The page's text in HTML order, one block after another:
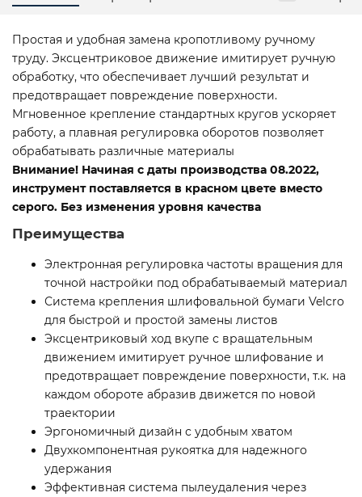
Простая и удобная замена кропотливому ручному
труду. Эксцентриковое движение имитирует ручную
обработку, что обеспечивает лучший результат и
предотвращает повреждение поверхности.
Мгновенное крепление стандартных кругов ускоряет
работу, а плавная регулировка оборотов позволяет
обрабатывать различные материалы
Внимание! Начиная с даты производства 08.2022,
инструмент поставляется в красном цвете вместо
серого. Без изменения уровня качества
Преимущества
Электронная регулировка частоты вращения для
точной настройки под обрабатываемый материал
Система крепления шлифовальной бумаги Velcro
для быстрой и простой замены листов
Эксцентриковый ход вкупе с вращательным
движением имитирует ручное шлифование и
предотвращает повреждение поверхности, т.к. на
каждом обороте абразив движется по новой
траектории
Эргономичный дизайн с удобным хватом
Двухкомпонентная рукоятка для надежного
удержания
Эффективная система пылеудаления через